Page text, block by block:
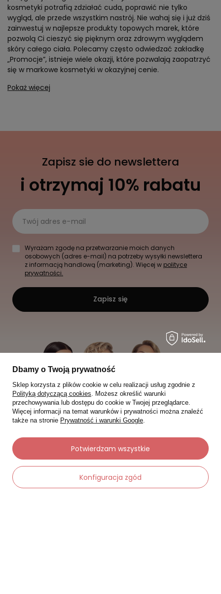
kosmetyki potrafią zdziałać cuda, poprawić nie tylko
wygląd, ale przede wszystkim nastrój. Nie wahaj się i już dziś
zainwestuj w najlepsze produkty topowych marek, które
pozwolą Ci cieszyć się pięknym oraz zdrowym wyglądem
skóry całego ciała. Polecamy często odwiedzać zakładkę
„Promocje”, istnieje wiele okazji, które pozwalają zaopatrzyć
się w markowe kosmetyki w okazyjnej cenie.
Pokaż więcej
Zapisz sie do newslettera
i otrzymaj 10% rabatu
Twój adres e-mail
Wyrażam zgodę na przetwarzanie moich danych
osobowych (adres e-mail) na potrzeby wysyłki newslettera
z informacją handlową (marketing). Więcej w polityce
prywatności.
Zapisz się
Moje zamówienia
Dbamy o Twoją prywatność
Sklep korzysta z plików cookie w celu realizacji usług zgodnie z
Polityką dotyczącą cookies. Możesz określić warunki
przechowywania lub dostępu do cookie w Twojej przeglądarce.
Więcej informacji na temat warunków i prywatności można znaleźć
także na stronie Prywatność i warunki Google.
Konfiguracja zgód
Potwierdzam wszystkie